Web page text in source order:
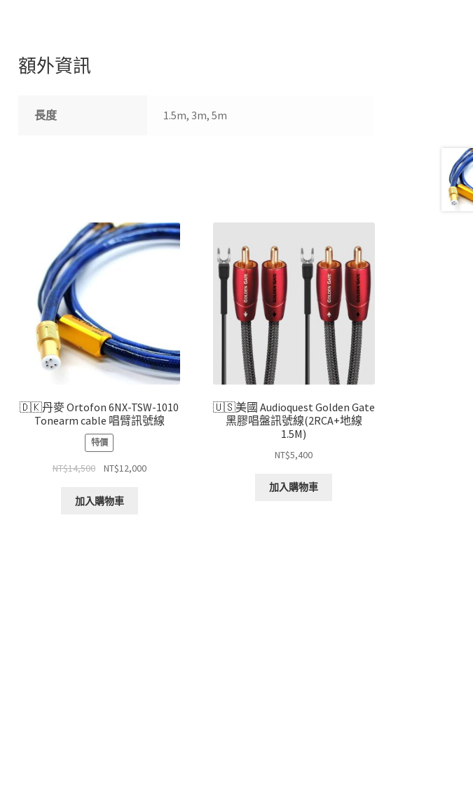
數
額外資訊
長度 1.5m, 3m, 5m
🇩🇰丹麥 Ortofon 6NX-TSW-1010
Tonearm cable 唱臂訊號線
特價
NT$14,500
原
價
NT$12,000目
加入購物車
🇺🇸美國 Audioquest Golden Gate
黑膠唱盤訊號線(2RCA+地線
1.5M)
NT$5,400
加入購物車